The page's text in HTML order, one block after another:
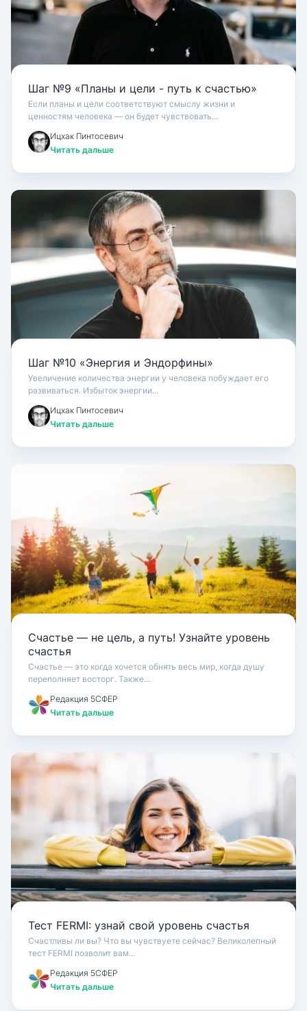
Шаг №9 «Планы и цели - путь к счастью»
Если планы и цели соответствуют смыслу жизни и
ценностям человека — он будет чувствовать...
Ицхак Пинтосевич
Читать дальше
Шаг №10 «Энергия и Эндорфины»
Увеличение количества энергии у человека побуждает его
развиваться. Избыток энергии...
Ицхак Пинтосевич
Читать дальше
Счастье — не цель, а путь! Узнайте уровень
счастья
Счастье — это когда хочется обнять весь мир, когда душу
переполняет восторг. Также...
Редакция 5СФЕР
Читать дальше
Тест FERMI: узнай свой уровень счастья
Счастливы ли вы? Что вы чувствуете сейчас? Великолепный
тест FERMI позволит вам...
Редакция 5СФЕР
Читать дальше